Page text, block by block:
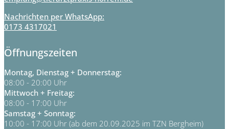
Nachrichten per WhatsApp:
0173 4317021
Öffnungszeiten
Montag, Dienstag + Donnerstag:
08:00 - 20:00 Uhr
Mittwoch + Freitag:
08:00 - 17:00 Uhr
Samstag + Sonntag:
10:00 - 17:00 Uhr (ab dem 20.09.2025 im TZN Bergheim)